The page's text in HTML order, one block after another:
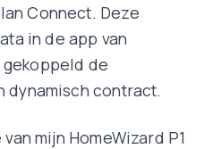
Connect. Deze
in de app van
gekoppeld de
dynamisch contract.
mijn HomeWizard P1